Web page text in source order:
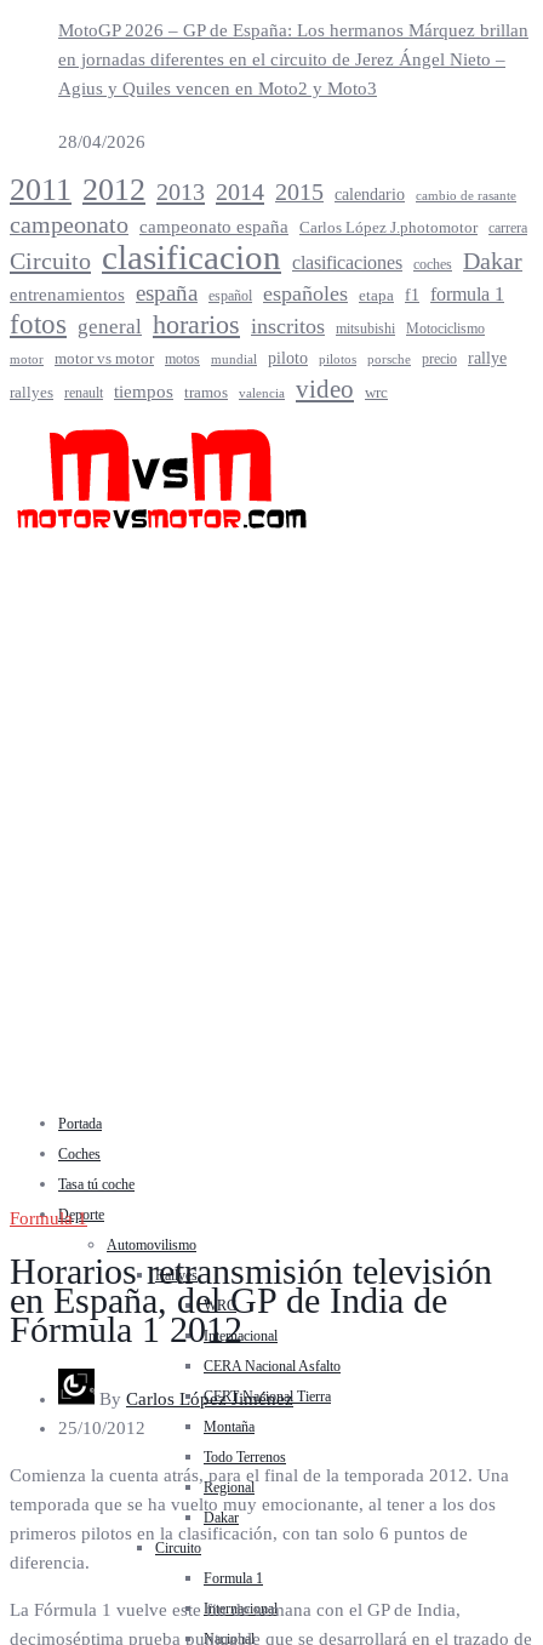
MotoGP 2026 – GP de España: Los hermanos Márquez brillan
en jornadas diferentes en el circuito de Jerez Ángel Nieto –
Agius y Quiles vencen en Moto2 y Moto3
28/04/2026
2011 2012 2013 2014 2015 calendario cambio de rasante
campeonato campeonato españa Carlos López J.photomotor carrera
Circuito clasificacion clasificaciones coches Dakar
entrenamientos españa español españoles etapa f1 formula 1
fotos general horarios inscritos mitsubishi Motociclismo
motor motor vs motor motos mundial piloto pilotos porsche precio rallye
rallyes renault tiempos tramos valencia video wrc
Portada
Coches
Tasa tú coche
Deporte
Automovilismo
Rallyes
WRC
Internacional
CERA Nacional Asfalto
CERT Nacional Tierra
Montaña
Todo Terrenos
Regional
Dakar
Circuito
Formula 1
Internacional
Nacional
Formula 1
Horarios retransmisión televisión
en España, del GP de India de
Fórmula 1 2012
By Carlos López Jiménez
25/10/2012
Comienza la cuenta atrás, para el final de la temporada 2012. Una
temporada que se ha vuelto muy emocionante, al tener a los dos
primeros pilotos en la clasificación, con tan solo 6 puntos de
diferencia.
La Fórmula 1 vuelve este fin de semana con el GP de India,
decimoséptima prueba puntuable que se desarrollará en el trazado de